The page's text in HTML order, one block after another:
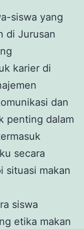
siswa yang
di Jurusan
karier di
dan
penting dalam
secara
situasi makan
siswa
etika makan